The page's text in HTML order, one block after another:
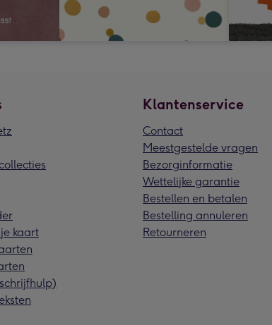
kaart
Klantenservice
Contact
Meestgestelde vragen
Bezorginformatie
Wettelijke garantie
Bestellen en betalen
Bestelling annuleren
Retourneren